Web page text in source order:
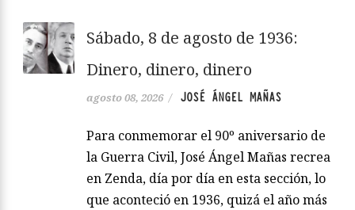
Sábado, 8 de agosto de 1936:
Dinero, dinero, dinero
agosto 08, 2026 / JOSÉ ÁNGEL MAÑAS
Para conmemorar el 90º aniversario de
la Guerra Civil, José Ángel Mañas recrea
en Zenda, día por día en esta sección, lo
que aconteció en 1936, quizá el año más